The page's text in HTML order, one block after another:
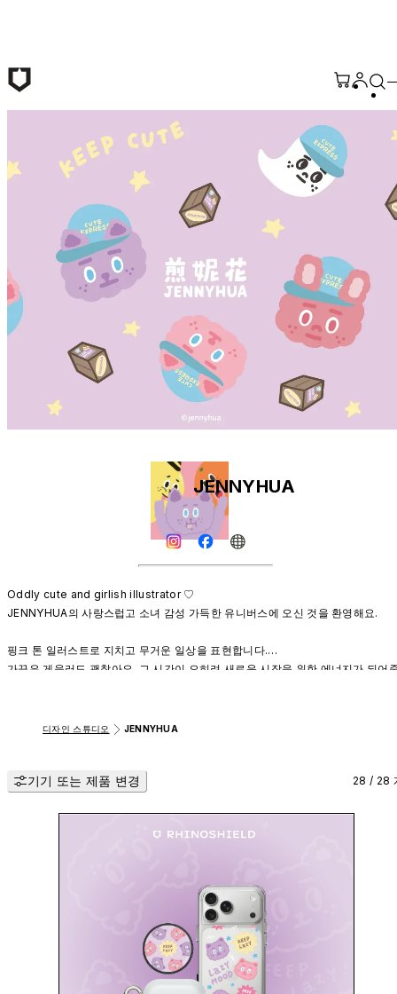
JENNYHUA
Oddly cute and girlish illustrator ♡
JENNYHUA의 사랑스럽고 소녀 감성 가득한 유니버스에 오신 것을 환영해요.
핑크 톤 일러스트로 지치고 무거운 일상을 표현합니다.
가끔은 게을러도 괜찮아요. 그 시간이 오히려 새로운 시작을 위한 에너지가 되어
그 사랑스러움을 잃지 않는다면, 당신의 세상은 여전히 꽃처럼 피어날 거예요.
디자인 스튜디오 JENNYHUA
기기 또는 제품 변경 28 / 28